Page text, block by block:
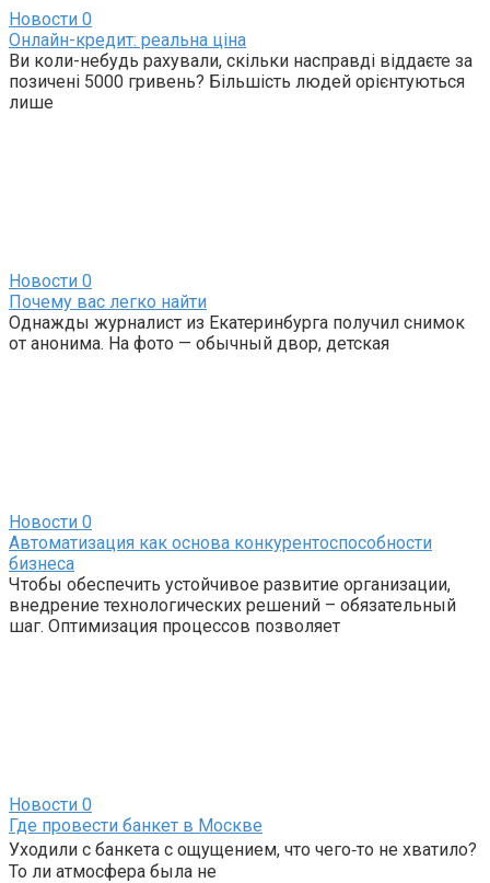
Новости 0
Онлайн-кредит: реальна ціна
Ви коли-небудь рахували, скільки насправді віддаєте за
позичені 5000 гривень? Більшість людей орієнтуються
лише
Новости 0
Почему вас легко найти
Однажды журналист из Екатеринбурга получил снимок
от анонима. На фото — обычный двор, детская
Новости 0
Автоматизация как основа конкурентоспособности
бизнеса
Чтобы обеспечить устойчивое развитие организации,
внедрение технологических решений – обязательный
шаг. Оптимизация процессов позволяет
Новости 0
Где провести банкет в Москве
Уходили с банкета с ощущением, что чего‑то не хватило?
То ли атмосфера была не